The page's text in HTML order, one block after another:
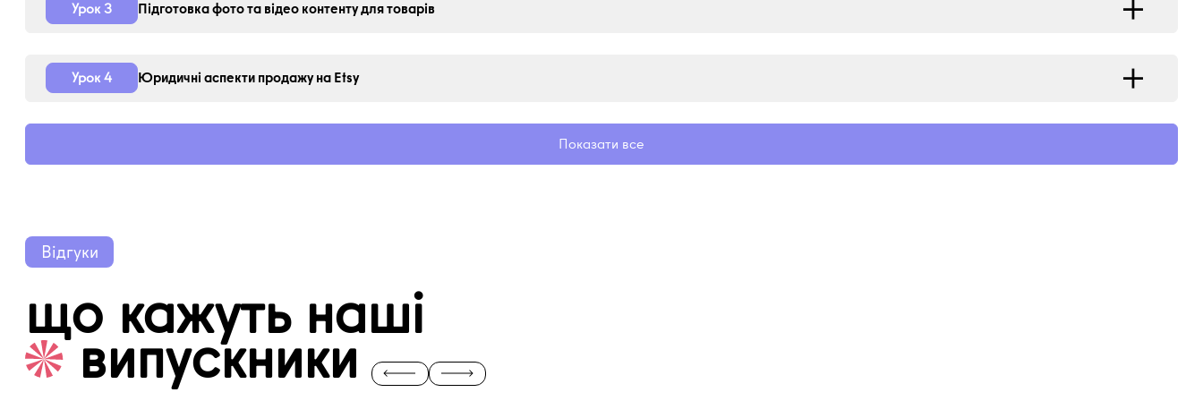
Урок 3 Підготовка фото та відео контенту для товарів
Урок 4 Юридичні аспекти продажу на Etsy
Показати все
Відгуки
що кажуть наші
випускники